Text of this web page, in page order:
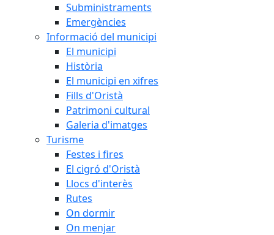
Subministraments
Emergències
Informació del municipi
El municipi
Història
El municipi en xifres
Fills d'Oristà
Patrimoni cultural
Galeria d'imatges
Turisme
Festes i fires
El cigró d'Oristà
Llocs d'interès
Rutes
On dormir
On menjar